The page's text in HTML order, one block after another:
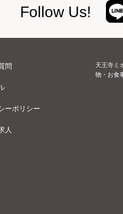
Follow Us!
問
ーポリシー
人
天王寺ミ
物・お食